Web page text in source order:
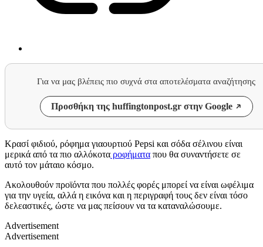
Για να μας βλέπεις πιο συχνά στα αποτελέσματα αναζήτησης
Προσθήκη της huffingtonpost.gr στην Google
Κρασί φιδιού, ρόφημα γιαουρτιού Pepsi και σόδα σέλινου είναι
μερικά από τα πιο αλλόκοτα ροφήματα που θα συναντήσετε σε
αυτό τον μάταιο κόσμο.
Ακολουθούν προϊόντα που πολλές φορές μπορεί να είναι ωφέλιμα
για την υγεία, αλλά η εικόνα και η περιγραφή τους δεν είναι τόσο
δελεαστικές, ώστε να μας πείσουν να τα καταναλώσουμε.
Advertisement
Advertisement